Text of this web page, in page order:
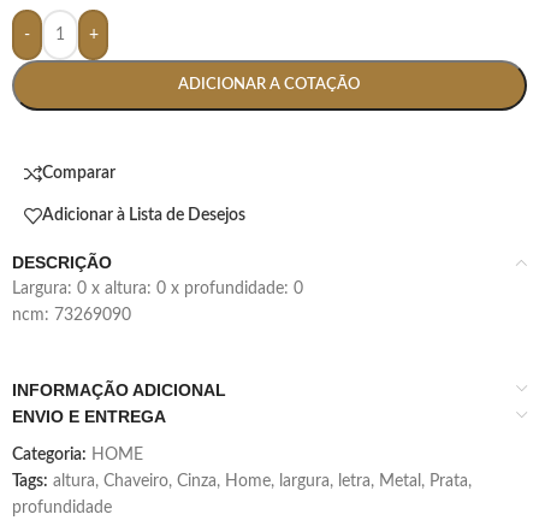
- +
ADICIONAR A COTAÇÃO
Comparar
Adicionar à Lista de Desejos
DESCRIÇÃO
largura: 0 x altura: 0 x profundidade: 0
ncm: 73269090
INFORMAÇÃO ADICIONAL
ENVIO E ENTREGA
Categoria: HOME
Tags: altura, Chaveiro, Cinza, Home, largura, letra, Metal , Prata,
profundidade